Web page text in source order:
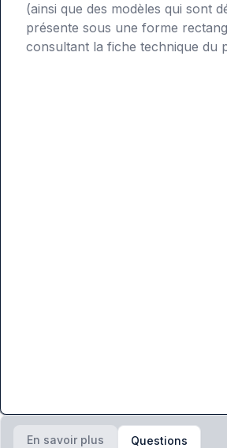
(ainsi que des modèles qui sont
présente sous une forme
consultant la fiche technique du
En savoir plus Questions